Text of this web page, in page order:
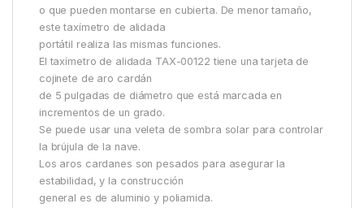
o que pueden montarse en cubierta. De menor tamaño,
este taxímetro de alidada
portátil realiza las mismas funciones.
El taxímetro de alidada TAX-00122 tiene una tarjeta de
cojinete de aro cardán
de 5 pulgadas de diámetro que está marcada en
incrementos de un grado.
Se puede usar una veleta de sombra solar para controlar
la brújula de la nave.
Los aros cardanes son pesados ​​para asegurar la
estabilidad, y la construcción
general es de aluminio y poliamida.